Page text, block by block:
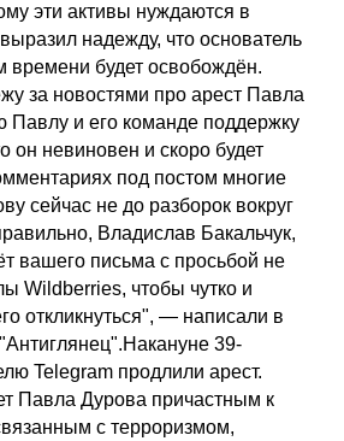
эти активы нуждаются в
надежду, что основатель
времени будет освобождён.
за новостями про арест Павла
и его команде поддержку
он невиновен и скоро будет
под постом многие
сейчас не до разборок вокруг
Владислав Бакальчук,
вашего письма с просьбой не
Wildberries, чтобы чутко и
откликнуться", — написали в
39-
Telegram продлили арест.
Павла Дурова причастным к
с терроризмом,